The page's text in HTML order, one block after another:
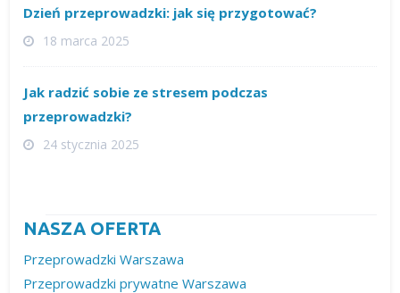
Dzień przeprowadzki: jak się przygotować?
18 marca 2025
Jak radzić sobie ze stresem podczas
przeprowadzki?
24 stycznia 2025
NASZA OFERTA
Przeprowadzki Warszawa
Przeprowadzki prywatne Warszawa